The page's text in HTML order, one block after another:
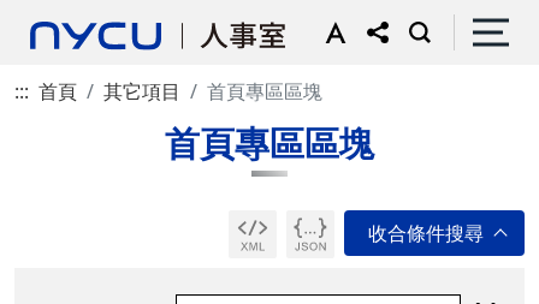
::: 首頁 其它項目 首頁專區區塊
首頁專區區塊